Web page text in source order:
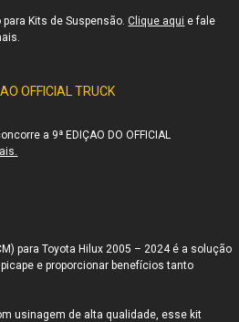
Kits de Suspensão.Clique aqui e fale
OFFICIAL TRUCK
a 9ª EDIÇAO DO OFFICIAL
paraToyota Hilux 2005 – 2024 é a solução
e proporcionar benefícios tanto
usinagem de alta qualidade, esse kit